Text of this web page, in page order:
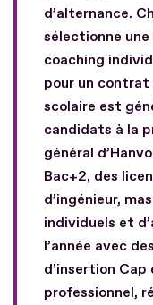
d’alternance.
sélectionne
coaching
pour un contrat
scolaire est
candidats à la
général
Bac+2, des
d’ingénieur,
individuels et
l’année avec
d’insertion
professionnel,